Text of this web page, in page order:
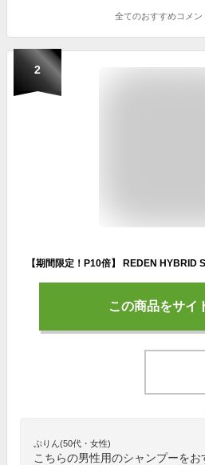
全てのおすすめコメン
2
この商品をサイ
ぷりん(50代・女性)
こちらの男性用のシャンプーを